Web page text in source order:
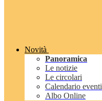
Novità
Panoramica
Le notizie
Le circolari
Calendario eventi
Albo Online